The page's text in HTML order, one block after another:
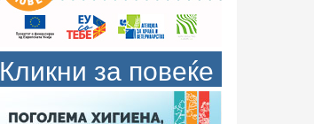
Кликни за повеќе